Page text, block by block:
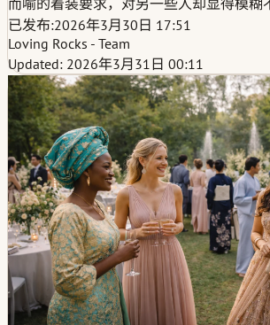
已发布:2026年3月30日 17:51
Loving Rocks - Team
Updated: 2026年3月31日 00:11